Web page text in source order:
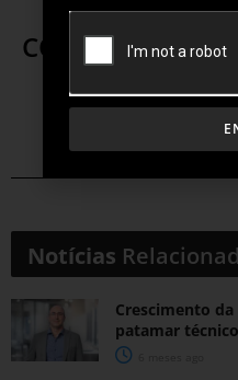
COMPARTILHE
Notícias
Crescimento
patamar